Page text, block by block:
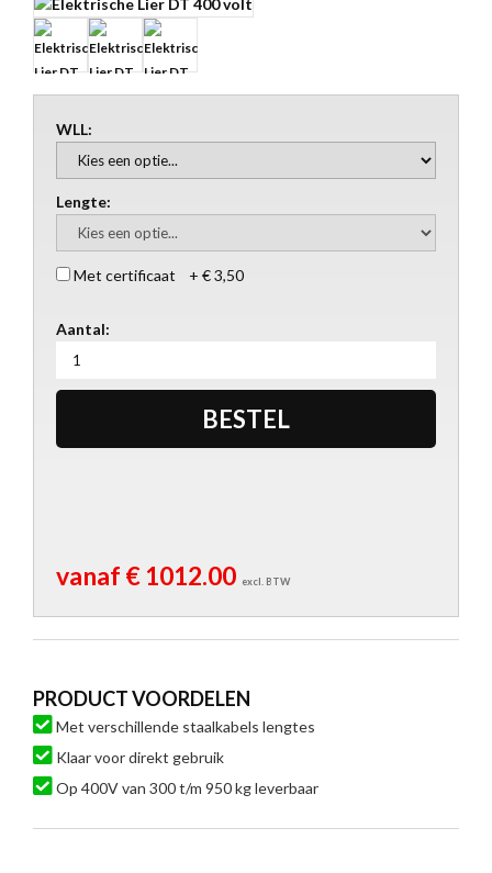
WLL:
Lengte:
Met certificaat + € 3,50
Aantal:
vanaf € 1012.00 excl. BTW
PRODUCT VOORDELEN
Met verschillende staalkabels lengtes
Klaar voor direkt gebruik
Op 400V van 300 t/m 950 kg leverbaar